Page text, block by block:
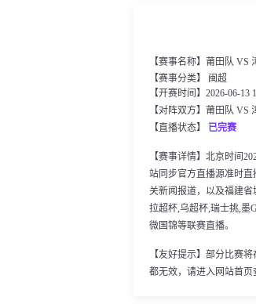
【赛事名称】莆田队 VS
【赛事分类】 闽超
【开赛时间】2026-06-13
【对阵双方】莆田队 VS
【直播状态】 已完赛
【赛事详情】北京时间
站同步官方直播源准时
关新闻报道，以及福建
拉超杯,乌超杯,瑞士挑,墨
微国锦等联赛直播。
【友好提示】部分比赛
都无效，请进入网站首页